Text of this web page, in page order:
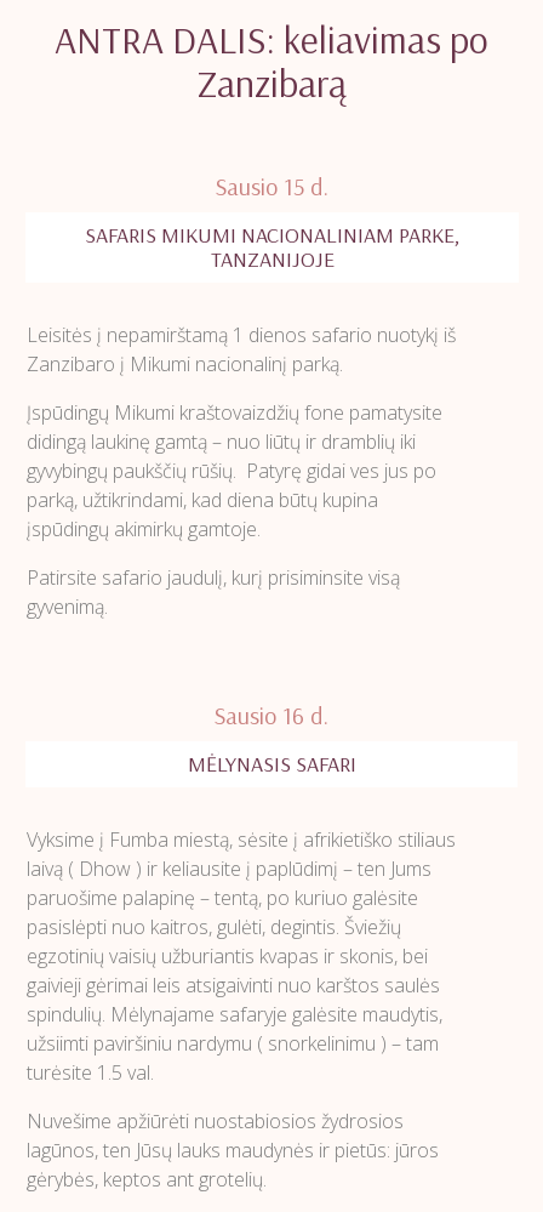
ANTRA DALIS: keliavimas po
Zanzibarą
Sausio 15 d.
SAFARIS MIKUMI NACIONALINIAM PARKE,
TANZANIJOJE
Leisitės į nepamirštamą 1 dienos safario nuotykį iš
Zanzibaro į Mikumi nacionalinį parką.
Įspūdingų Mikumi kraštovaizdžių fone pamatysite
didingą laukinę gamtą – nuo liūtų ir dramblių iki
gyvybingų paukščių rūšių. Patyrę gidai ves jus po
parką, užtikrindami, kad diena būtų kupina
įspūdingų akimirkų gamtoje.
Patirsite safario jaudulį, kurį prisiminsite visą
gyvenimą.
Sausio 16 d.
MĖLYNASIS SAFARI
Vyksime į Fumba miestą, sėsite į afrikietiško stiliaus
laivą ( Dhow ) ir keliausite į paplūdimį – ten Jums
paruošime palapinę – tentą, po kuriuo galėsite
pasislėpti nuo kaitros, gulėti, degintis. Šviežių
egzotinių vaisių užburiantis kvapas ir skonis, bei
gaivieji gėrimai leis atsigaivinti nuo karštos saulės
spindulių. Mėlynajame safaryje galėsite maudytis,
užsiimti paviršiniu nardymu ( snorkelinimu ) – tam
turėsite 1.5 val.
Nuvešime apžiūrėti nuostabiosios žydrosios
lagūnos, ten Jūsų lauks maudynės ir pietūs: jūros
gėrybės, keptos ant grotelių.